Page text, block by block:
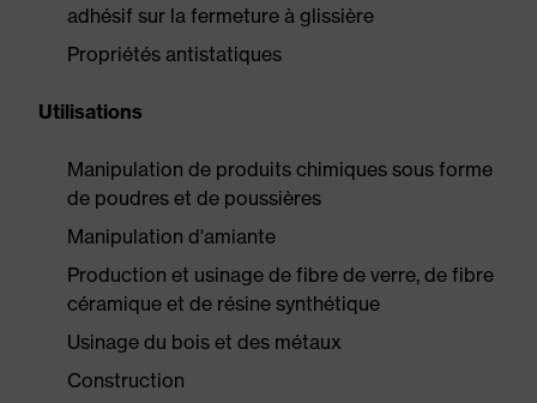
adhésif sur la fermeture à glissière
Propriétés antistatiques
Utilisations
Manipulation de produits chimiques sous forme
de poudres et de poussières
Manipulation d'amiante
Production et usinage de fibre de verre, de fibre
céramique et de résine synthétique
Usinage du bois et des métaux
Construction